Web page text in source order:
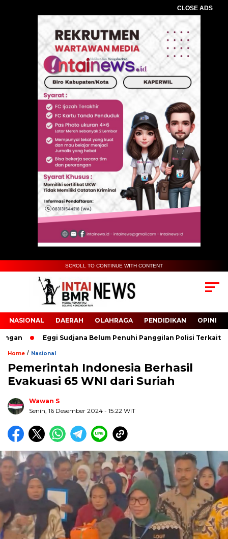
CLOSE ADS
SCROLL TO CONTINUE WITH CONTENT
NASIONAL DAERAH OLAHRAGA PENDIDIKAN OPINI
Eggi Sudjana Belum Penuhi Panggilan Polisi Terkait
Home / Nasional
Pemerintah Indonesia Berhasil
Evakuasi 65 WNI dari Suriah
Wawan S
Senin, 16 Desember 2024 - 15:22 WIT
Biru Kuning Geometris Modern Rekrutmen Staf
Kantor Poster Horizontal